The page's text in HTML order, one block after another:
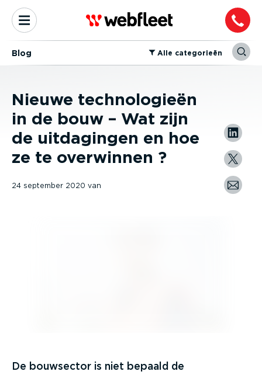
Blog ⁠Alle categorieën
Nieuwe technologieën
in de bouw – Wat zijn
de uitdagingen en hoe
ze te overwinnen ?
24 september 2020 van
De bouwsector is niet bepaald de